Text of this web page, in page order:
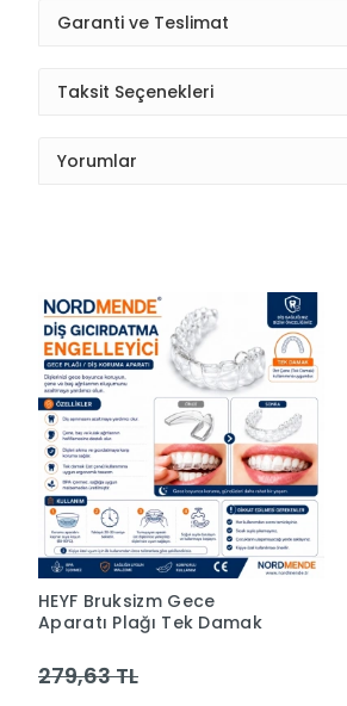
Garanti ve Teslimat
Taksit Seçenekleri
Yorumlar
HEYF Bruksizm Gece
Aparatı Plağı Tek Damak
279,63 TL